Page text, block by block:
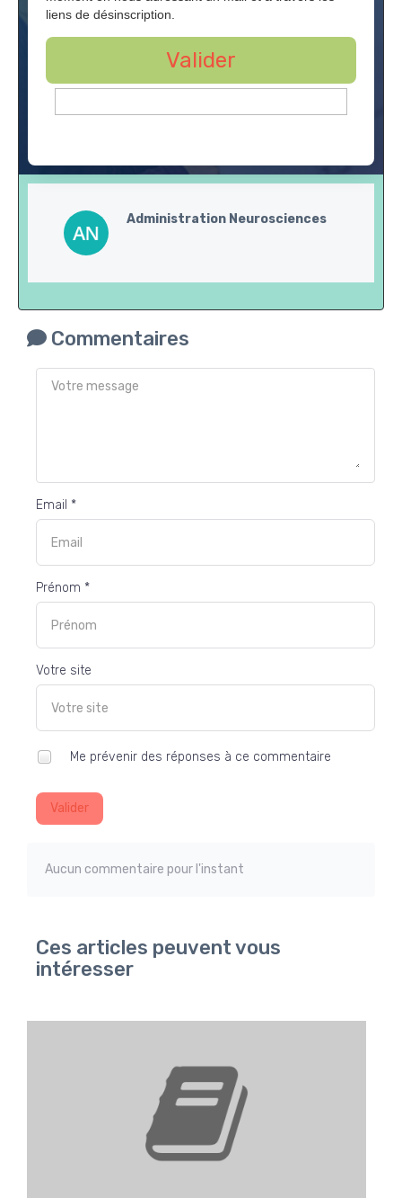
liens de désinscription.
Valider
Administration Neurosciences
Commentaires
Email *
Prénom *
Votre site
Me prévenir des réponses à ce commentaire
Valider
Aucun commentaire pour l'instant
Ces articles peuvent vous
intéresser